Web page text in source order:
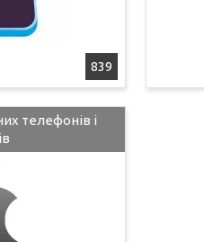
839
телефонів і